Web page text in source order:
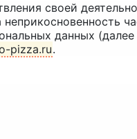
своей
данных
pizza.ru.